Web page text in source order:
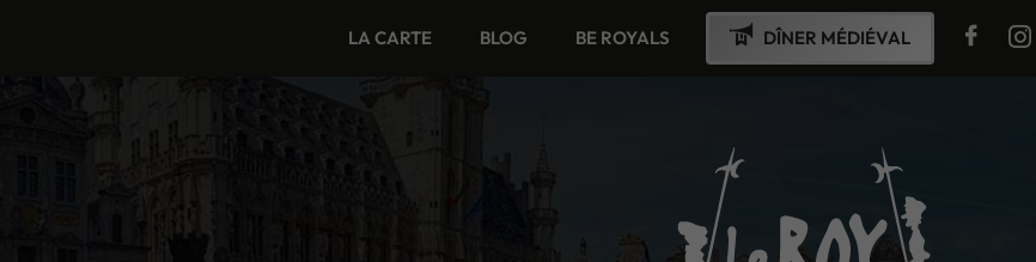
LA CARTE BLOG BE ROYALS DÎNER MÉDIÉVAL